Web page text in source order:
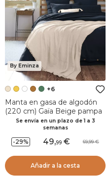
By Eminza
+6
Manta en gasa de algodón
(220 cm) Gaïa Beige pampa
Se envía en un plazo de 1 a 3
semanas
-29% 49,99 69,99
Añadir a la cesta